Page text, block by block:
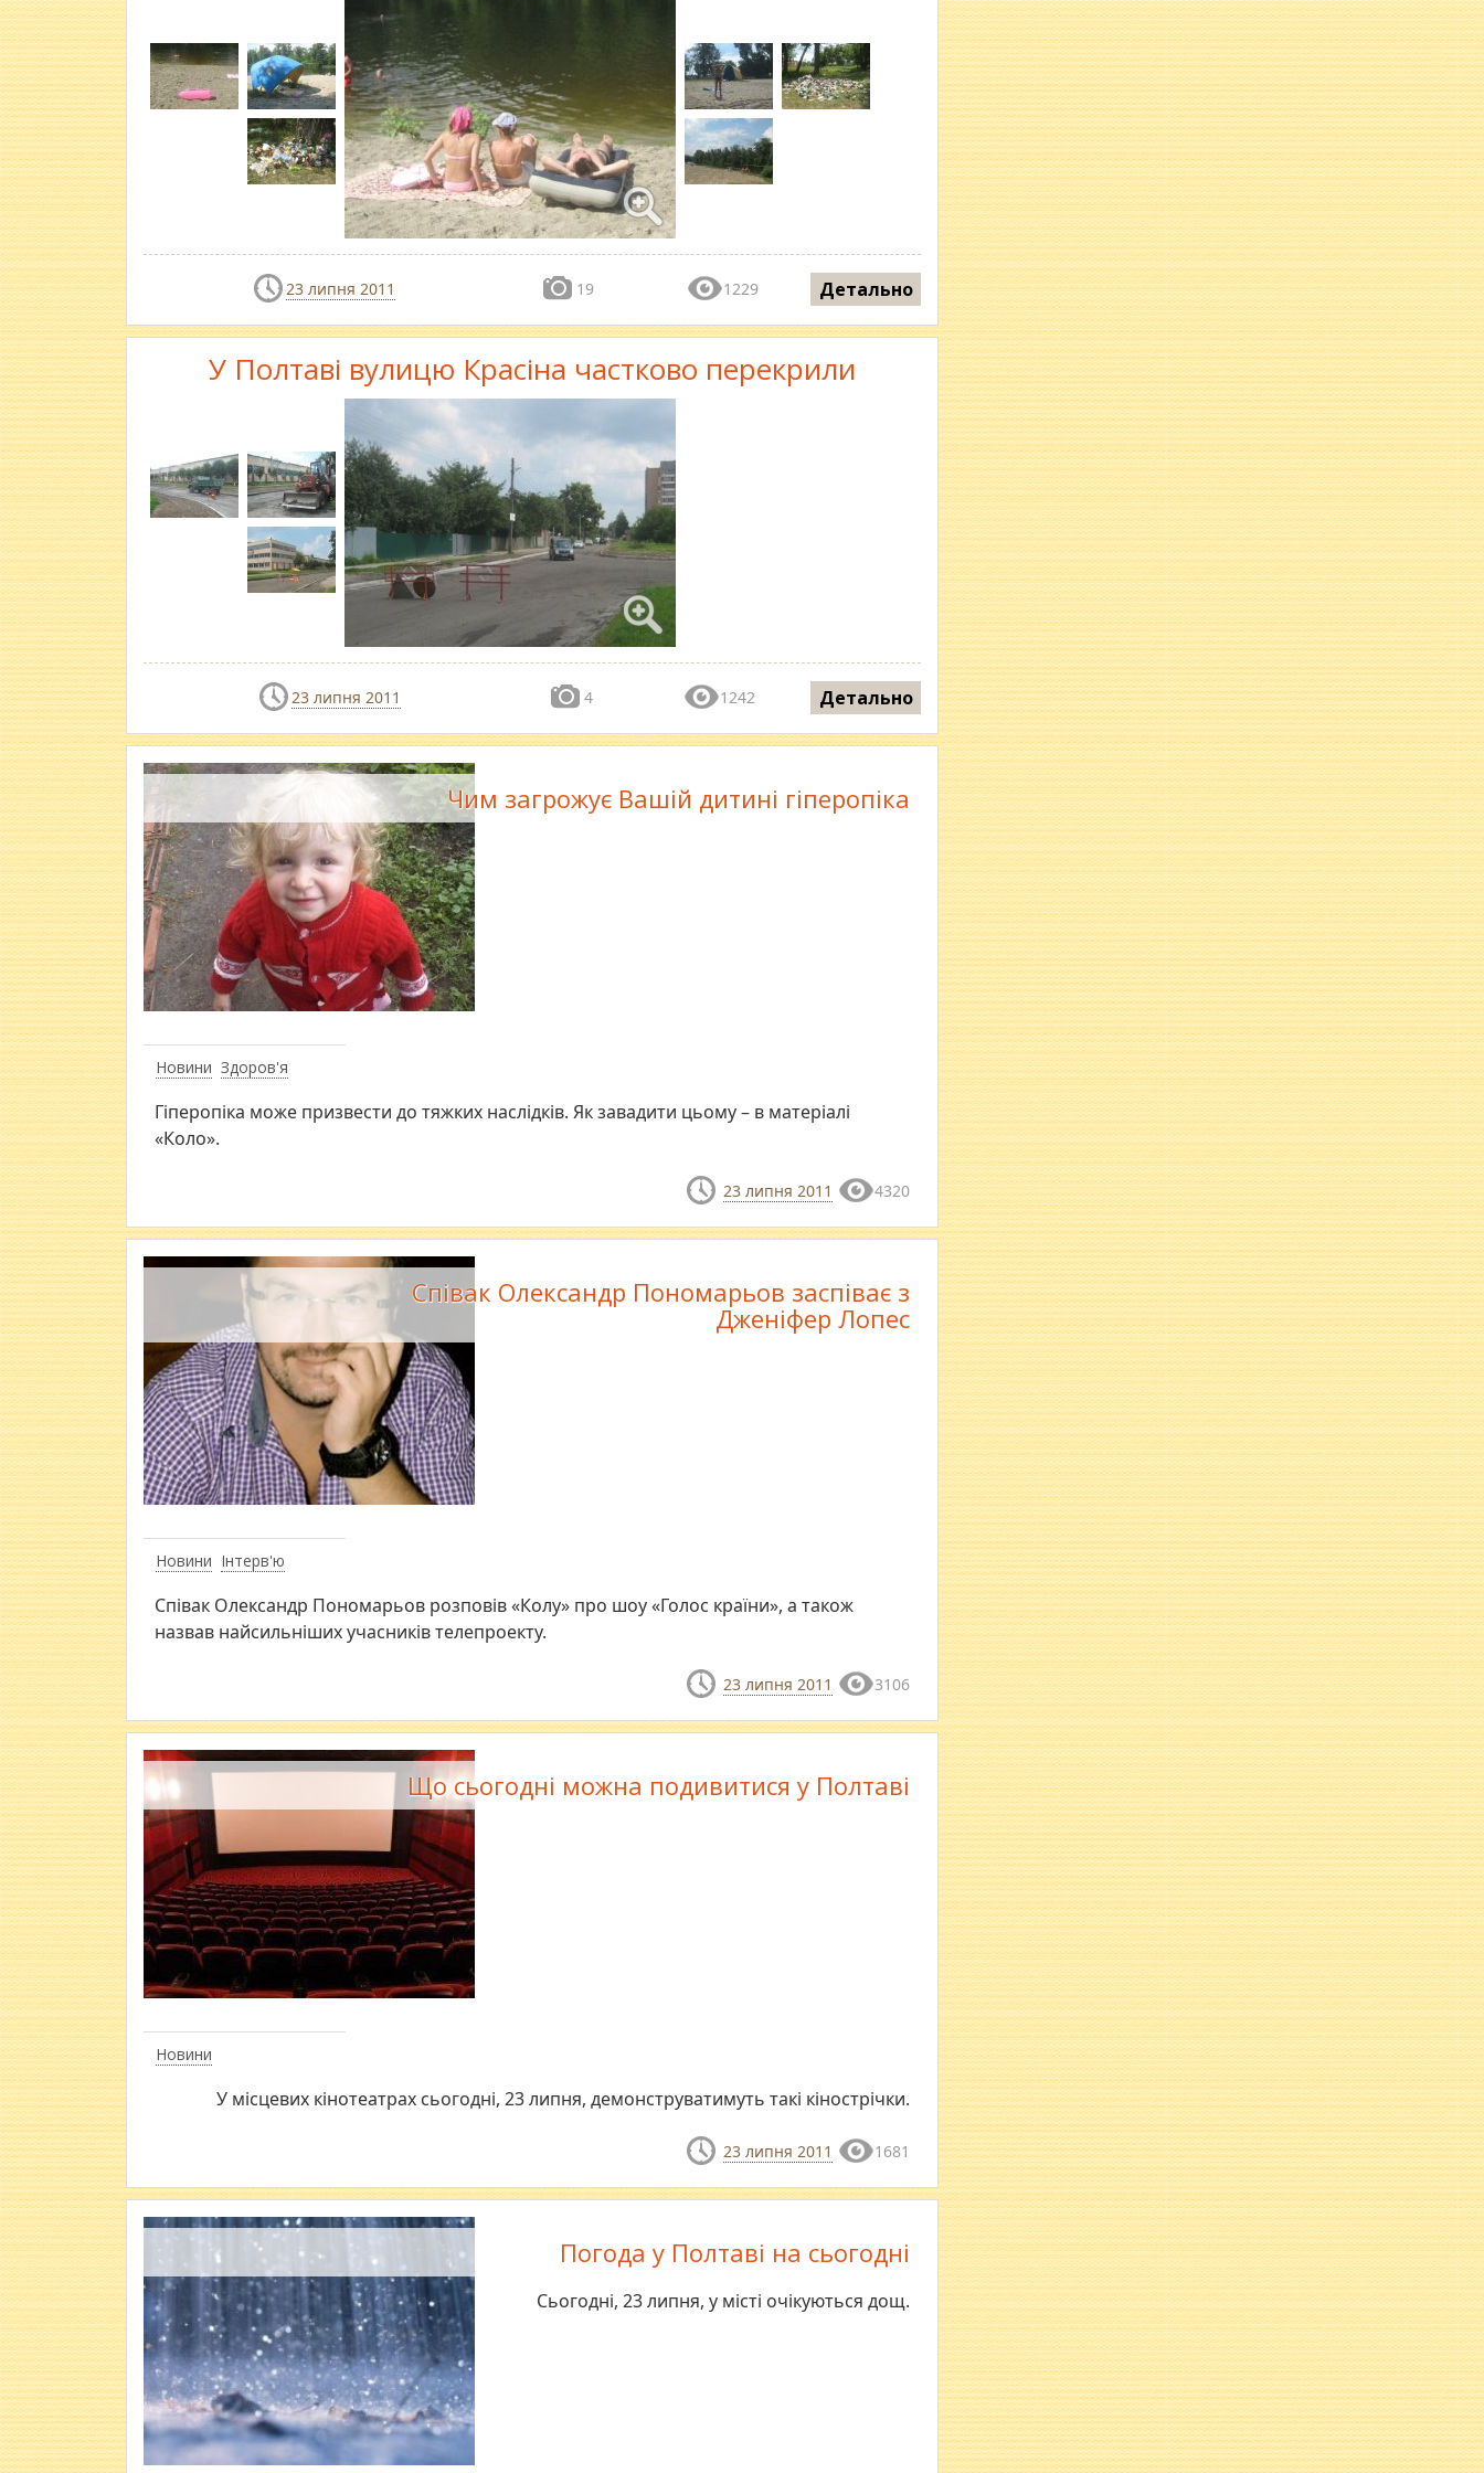
23 липня 2011 19 1229 Детально
У Полтаві вулицю Красіна частково перекрили
23 липня 2011 4 1242 Детально
Новини Здоров'я
Чим загрожує Вашій дитині гіперопіка
Гіперопіка може призвести до тяжких наслідків. Як завадити цьому – в матеріалі
«Коло».
23 липня 2011 4320
Новини Інтерв'ю
Співак Олександр Пономарьов заспіває з
Дженіфер Лопес
Cпівак Олександр Пономарьов розповів «Колу» про шоу «Голос країни», а також
назвав найсильніших учасників телепроекту.
23 липня 2011 3106
Новини
Що сьогодні можна подивитися у Полтаві
У місцевих кінотеатрах сьогодні, 23 липня, демонструватимуть такі кінострічки.
23 липня 2011 1681
Погода у Полтаві на сьогодні
Сьогодні, 23 липня, у місті очікуються дощ.